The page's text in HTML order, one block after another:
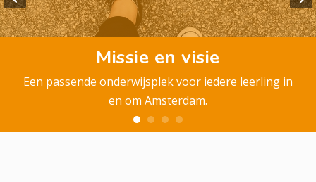
Missie en visie
Een passende onderwijsplek voor iedere leerling in
en om Amsterdam.